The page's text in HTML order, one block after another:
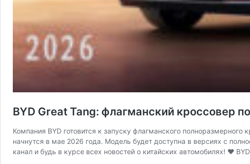
BYD Great Tang: флагманский кроссовер
Компания BYD готовится к запуску флагманского
начнутся в мае 2026 года. Модель будет доступна в версиях с
канал и будь в курсе всех новостей о китайских автомобилях! ♥